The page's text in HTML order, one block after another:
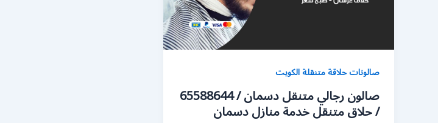
صالونات حلاقة متنقلة الكويت
صالون رجالي متنقل دسمان / 65588644
/ حلاق متنقل خدمة منازل دسمان